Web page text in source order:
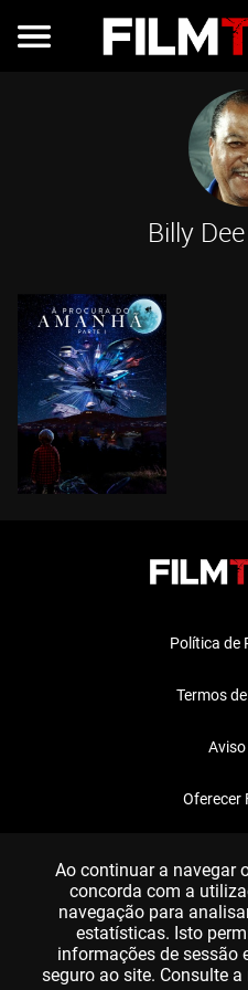
Billy
Política de
Termos
Aviso
Oferecer
Ao continuar a navegar
concorda com a
navegação para
estatísticas. Isto
informações de sessão
seguro ao site. Consulte a